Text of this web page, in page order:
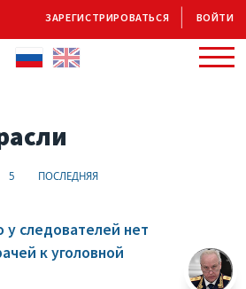
ЗАРЕГИСТРИРОВАТЬСЯ ВОЙТИ
5 ПОСЛЕДНЯЯ
у следователей нет
к уголовной